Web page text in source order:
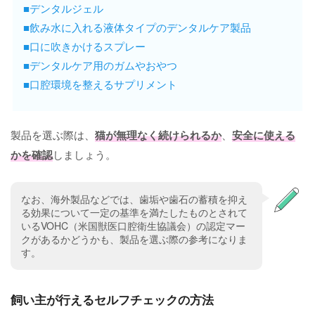
■デンタルジェル
■飲み水に入れる液体タイプのデンタルケア製品
■口に吹きかけるスプレー
■デンタルケア用のガムやおやつ
■口腔環境を整えるサプリメント
製品を選ぶ際は、 猫が無理なく続けられるか、 安全に使える
かを確認しましょう。
なお、海外製品などでは、歯垢や歯石の蓄積を抑え
る効果について一定の基準を満たしたものとされて
いるVOHC（米国獣医口腔衛生協議会）の認定マー
クがあるかどうかも、製品を選ぶ際の参考になりま
す。
飼い主が行えるセルフチェックの方法